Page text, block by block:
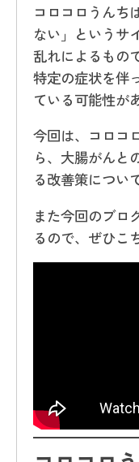
コロコロうんち
ない」というサ
乱れによるもの
特定の症状を伴
ている可能性が
今回は、コロコ
ら、大腸がんと
る改善策につい
また今回のブロ
るので、ぜひこ